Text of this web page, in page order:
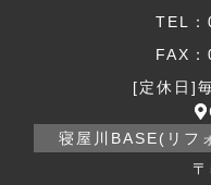
TEL
FAX
[定休日]
寝屋川BASE(リフ